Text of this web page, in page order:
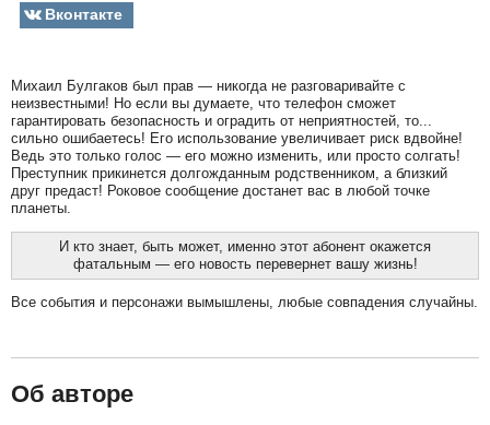
Вконтакте
Михаил Булгаков был прав — никогда не разговаривайте с
неизвестными! Но если вы думаете, что телефон сможет
гарантировать безопасность и оградить от неприятностей, то...
сильно ошибаетесь! Его использование увеличивает риск вдвойне!
Ведь это только голос — его можно изменить, или просто солгать!
Преступник прикинется долгожданным родственником, а близкий
друг предаст! Роковое сообщение достанет вас в любой точке
планеты.
И кто знает, быть может, именно этот абонент окажется
фатальным — его новость перевернет вашу жизнь!
Все события и персонажи вымышлены, любые совпадения случайны.
Об авторе